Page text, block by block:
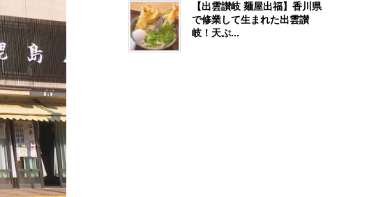
【出雲讃岐 麺屋出福】香川県
で修業して生まれた出雲讃
岐！天ぷ...